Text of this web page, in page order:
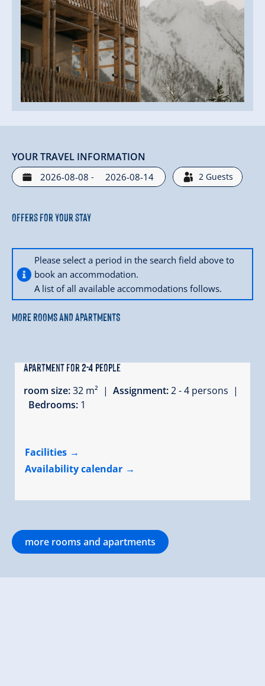
YOUR TRAVEL INFORMATION
- 2 Guests
Offers for your stay
Please select a period in the search field above to
book an accommodation.
A list of all available accommodations follows.
MORE ROOMS AND APARTMENTS
Apartment for 2-4 people
room size:32 m² | Assignment:2 - 4 persons |
Bedrooms: 1
Facilities
Availability calendar
more rooms and apartments